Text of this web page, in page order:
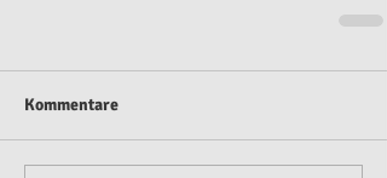
Kommentare